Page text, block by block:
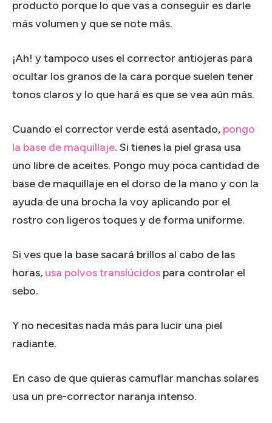
producto porque lo que vas a conseguir es darle
más volumen y que se note más.
¡Ah! y tampoco uses el corrector antiojeras para
ocultar los granos de la cara porque suelen tener
tonos claros y lo que hará es que se vea aún más.
Cuando el corrector verde está asentado, pongo
la base de maquillaje. Si tienes la piel grasa usa
uno libre de aceites. Pongo muy poca cantidad de
base de maquillaje en el dorso de la mano y con la
ayuda de una brocha la voy aplicando por el
rostro con ligeros toques y de forma uniforme.
Si ves que la base sacará brillos al cabo de las
horas, usa polvos translúcidos para controlar el
sebo.
Y no necesitas nada más para lucir una piel
radiante.
En caso de que quieras camuflar manchas solares
usa un pre-corrector naranja intenso.